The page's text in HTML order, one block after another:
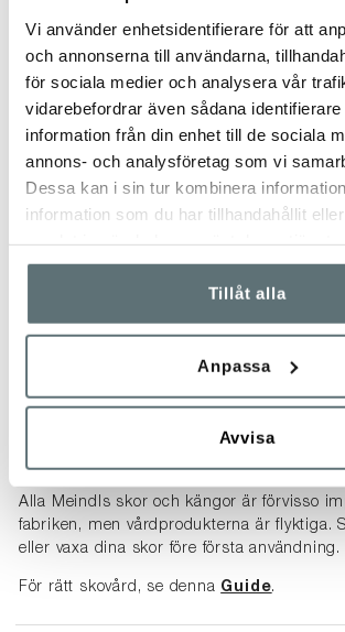
Vi använder enhetsidentifierare för att
och annonserna till användarna,
för sociala medier och analysera vår
vidarebefordrar även sådana
information från din enhet till de sociala
annons- och analysföretag som vi
Dessa kan i sin tur kombinera
information som du har tillhandahållit
Tillåt alla
Anpassa
Avvisa
RÄTT STRUMPOR
För att uppnå optimal klimatkomfort är det
GORE-TEX®-membranets funktion
strumporna som bärs med skon, men att
kan ha en betydande positiv inverkan på
absorberar mycket fukt och släpper den
långsamt. Fukten förblir bredvid dina
högkvalitativ ull (t.ex. Merino) och
polyester, polyamid) är bäst.
VÅRDA DINA SKOR OCH
Alla Meindls skor och kängor är förvisso
fabriken, men vårdprodukterna är flyktiga.
eller vaxa dina skor före första användning.
För rätt skovård, se denna Guide.